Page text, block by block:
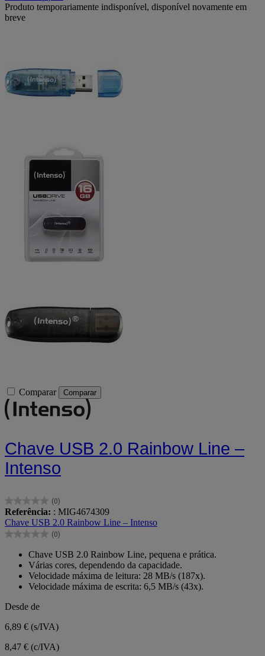
Produto temporariamente indisponível, disponível novamente em
breve
Comparar Comparar
Chave USB 2.0 Rainbow Line –
Intenso
(0)
0.0
em
5
estrelas.
Referência: : MIG4674309
Chave USB 2.0 Rainbow Line – Intenso
(0)
0.0
estrelas.
Chave USB 2.0 Rainbow Line, pequena e prática.
Várias cores, dependendo da capacidade.
Velocidade máxima de leitura: 28 MB/s (187x).
Velocidade máxima de escrita: 6,5 MB/s (43x).
Desde de
6,89 € (s/IVA)
8,47 € (c/IVA)